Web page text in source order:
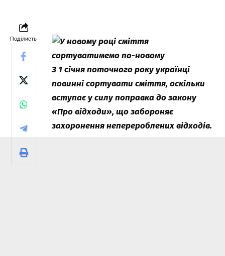
Поділисть
З 1 січня поточного року українці
повинні сортувати сміття, оскільки
вступає у силу поправка до закону
«Про відходи», що забороняє
захоронення неперероблених відходів.